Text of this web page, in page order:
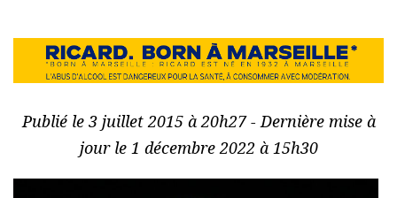
Publié le 3 juillet 2015 à 20h27 - Dernière mise à
jour le 1 décembre 2022 à 15h30